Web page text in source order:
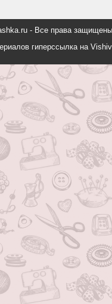
- Все права
гиперссылка на